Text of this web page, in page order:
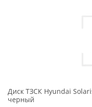
Диск ТЗСК Hyundai
черный